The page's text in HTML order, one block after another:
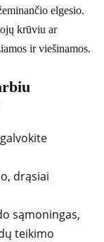
elgesio.
krūviu ar
ir viešinamos.
drąsiai
sąmoningas,
teikimo